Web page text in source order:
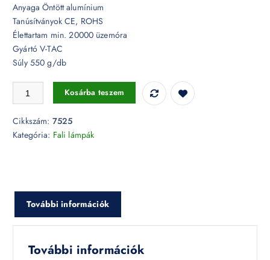
Anyaga Öntött alumínium
Tanúsítványok CE, ROHS
Élettartam min. 20000 üzemóra
Gyártó V-TAC
Súly 550 g/db
6W fehér kerek fali lámpa, hátra világít, IP65 4000K - 7525 mennyiség
Kosárba teszem
Cikkszám: 7525
Kategória: Fali lámpák
További információk
További információk